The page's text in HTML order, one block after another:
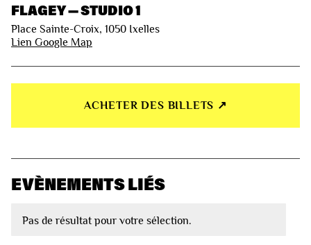
FLAGEY — STUDIO 1
Place Sainte-Croix, 1050 Ixelles
Lien Google Map
ACHETER DES BILLETS ↗︎
EVÈNEMENTS LIÉS
Pas de résultat pour votre sélection.